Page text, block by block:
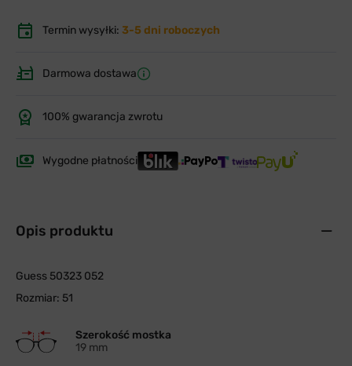
Termin wysyłki: 3-5 dni roboczych
Darmowa dostawa
100% gwarancja zwrotu
Wygodne płatności
Opis produktu
Guess 50323 052
Rozmiar: 51
Szerokość mostka
19 mm